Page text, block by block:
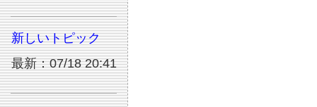
新しいトピック
最新：07/18 20:41